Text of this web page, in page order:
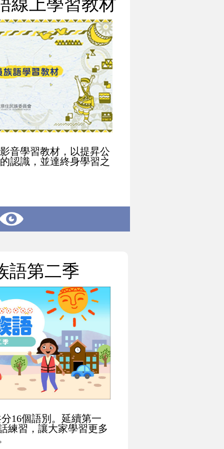
線上學習教材
音學習教材，以提昇公
認識，並達終身學習之
語第二季
16個語別。延續第一
練習，讓大家學習更多